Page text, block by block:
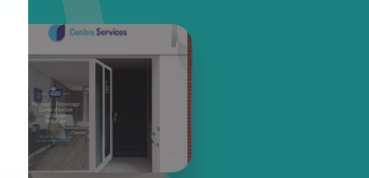
256 avenue de Dunkerque
59130 Lambersart